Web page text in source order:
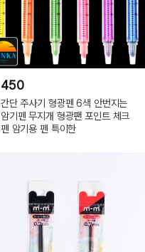
450
간단 주사기 형광펜 6색 안번지는
암기펜 무지개 형광팬 포인트 체크
펜 암기용 펜 특이한